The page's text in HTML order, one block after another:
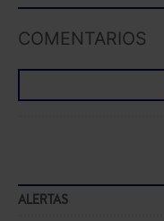
COMENTARIOS
ALERTAS